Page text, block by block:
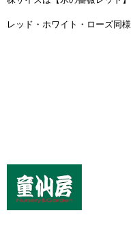
レッド・ホワイト・ローズ同